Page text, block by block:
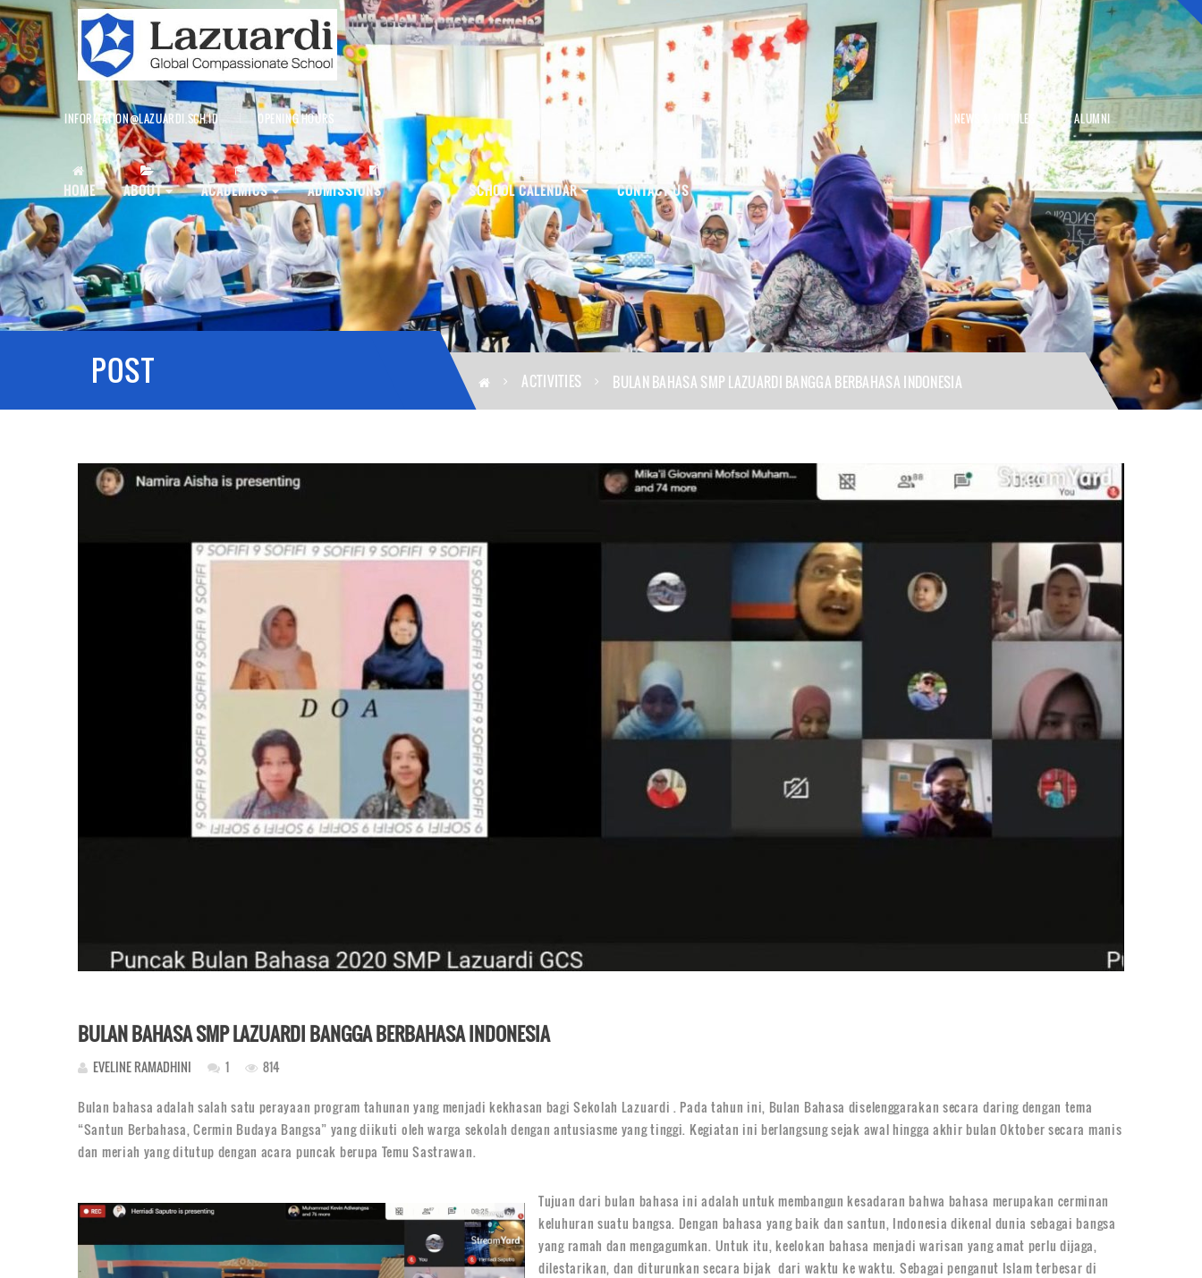
INFORMATION@LAZUARDI.SCH.ID OPENING HOURS NEWS & ARTICLES ALUMNI
HOME ABOUT ACADEMICS ADMISSIONS APPLY NOW! SCHOOL CALENDAR CONTACT US
POST ACTIVITIES BULAN BAHASA SMP LAZUARDI BANGGA BERBAHASA INDONESIA
BULAN BAHASA SMP LAZUARDI BANGGA BERBAHASA INDONESIA
EVELINE RAMADHINI 1 814
Bulan bahasa adalah salah satu perayaan program tahunan yang menjadi kekhasan bagi Sekolah Lazuardi . Pada tahun ini, Bulan Bahasa diselenggarakan secara daring dengan tema
“Santun Berbahasa, Cermin Budaya Bangsa” yang diikuti oleh warga sekolah dengan antusiasme yang tinggi. Kegiatan ini berlangsung sejak awal hingga akhir bulan Oktober secara manis
dan meriah yang ditutup dengan acara puncak berupa Temu Sastrawan.
Tujuan dari bulan bahasa ini adalah untuk membangun kesadaran bahwa bahasa merupakan cerminan
keluhuran suatu bangsa. Dengan bahasa yang baik dan santun, Indonesia dikenal dunia sebagai bangsa
yang ramah dan mengagumkan. Untuk itu, keelokan bahasa menjadi warisan yang amat perlu dijaga,
dilestarikan, dan diturunkan secara bijak dari waktu ke waktu. Sebagai penganut Islam terbesar di